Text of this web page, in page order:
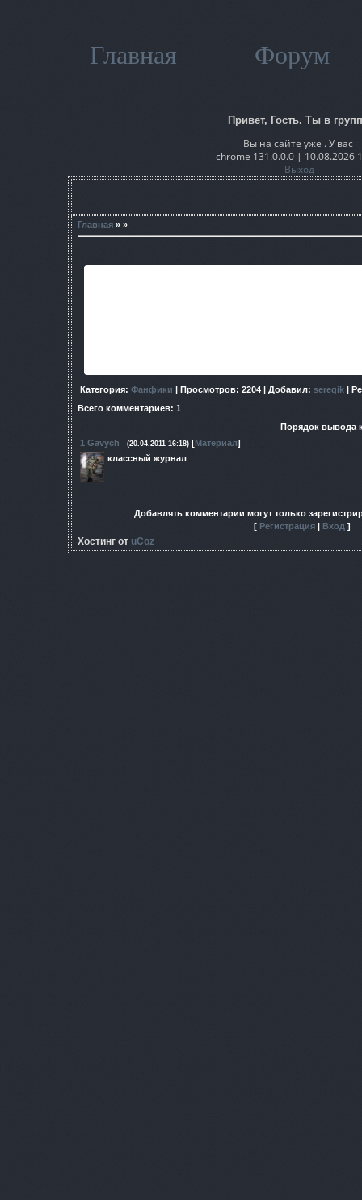
Главная Форум
Привет, Гость. Ты в
Вы на сайте уже . У вас
chrome 131.0.0.0 | 10.08.2026
Выход
Главная » »
Категория: Фанфики | Просмотров: 2204 | Добавил: seregik |
Всего комментариев: 1
Порядок вывода
1 Gavych (20.04.2011 16:18) [Материал]
классный журнал
Добавлять комментарии могут только
[ Регистрация | Вход ]
Хостинг от uCoz